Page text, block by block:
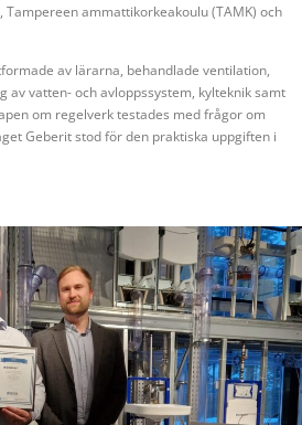
Tampereen ammattikorkeakoulu (TAMK) och
av lärarna, behandlade ventilation,
av vatten- och avloppssystem, kylteknik samt
om regelverk testades med frågor om
Geberit stod för den praktiska uppgiften i